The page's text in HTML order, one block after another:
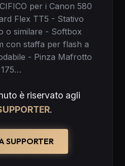
per i Canon 580
Flex TT5 - Stativo
o similare - Softbox
con staffa per flash a
- Pinza Mafrotto
175…
è riservato agli
.
SUPPORTER